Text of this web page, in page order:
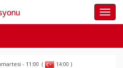
- 11:00 ( 14:00 )